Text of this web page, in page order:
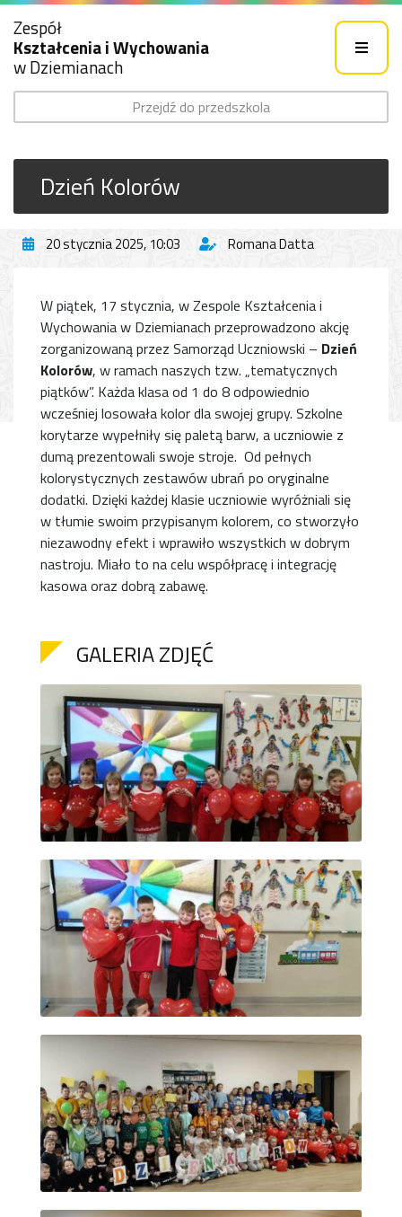
Zespół
Kształcenia i Wychowania
w Dziemianach
Przejdź do przedszkola
Dzień Kolorów
20 stycznia 2025, 10:03 Romana Datta
W piątek, 17 stycznia, w Zespole Kształcenia i
Wychowania w Dziemianach przeprowadzono akcję
zorganizowaną przez Samorząd Uczniowski – Dzień
Kolorów, w ramach naszych tzw. „tematycznych
piątków”. Każda klasa od 1 do 8 odpowiednio
wcześniej losowała kolor dla swojej grupy. Szkolne
korytarze wypełniły się paletą barw, a uczniowie z
dumą prezentowali swoje stroje. Od pełnych
kolorystycznych zestawów ubrań po oryginalne
dodatki. Dzięki każdej klasie uczniowie wyróżniali się
w tłumie swoim przypisanym kolorem, co stworzyło
niezawodny efekt i wprawiło wszystkich w dobrym
nastroju. Miało to na celu współpracę i integrację
kasowa oraz dobrą zabawę.
GALERIA ZDJĘĆ